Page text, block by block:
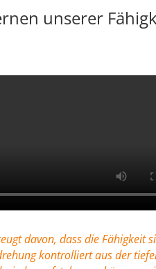
unserer
davon, dass die Fähigkeit
kontrolliert aus der